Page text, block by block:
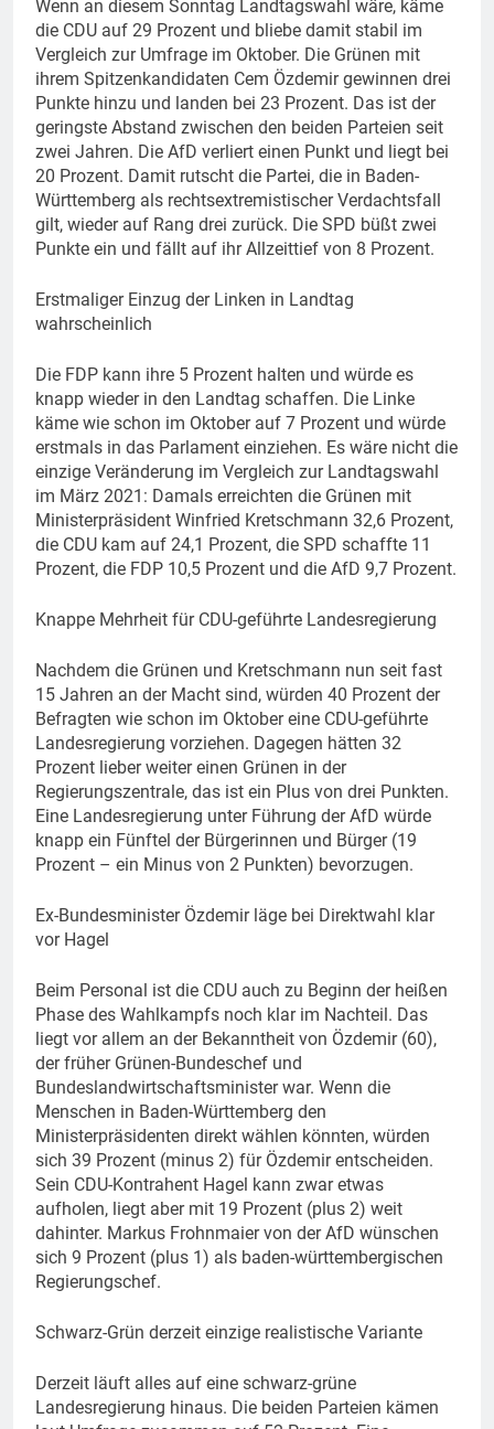
Wenn an diesem Sonntag Landtagswahl wäre, käme
die CDU auf 29 Prozent und bliebe damit stabil im
Vergleich zur Umfrage im Oktober. Die Grünen mit
ihrem Spitzenkandidaten Cem Özdemir gewinnen drei
Punkte hinzu und landen bei 23 Prozent. Das ist der
geringste Abstand zwischen den beiden Parteien seit
zwei Jahren. Die AfD verliert einen Punkt und liegt bei
20 Prozent. Damit rutscht die Partei, die in Baden-
Württemberg als rechtsextremistischer Verdachtsfall
gilt, wieder auf Rang drei zurück. Die SPD büßt zwei
Punkte ein und fällt auf ihr Allzeittief von 8 Prozent.
Erstmaliger Einzug der Linken in Landtag
wahrscheinlich
Die FDP kann ihre 5 Prozent halten und würde es
knapp wieder in den Landtag schaffen. Die Linke
käme wie schon im Oktober auf 7 Prozent und würde
erstmals in das Parlament einziehen. Es wäre nicht die
einzige Veränderung im Vergleich zur Landtagswahl
im März 2021: Damals erreichten die Grünen mit
Ministerpräsident Winfried Kretschmann 32,6 Prozent,
die CDU kam auf 24,1 Prozent, die SPD schaffte 11
Prozent, die FDP 10,5 Prozent und die AfD 9,7 Prozent.
Knappe Mehrheit für CDU-geführte Landesregierung
Nachdem die Grünen und Kretschmann nun seit fast
15 Jahren an der Macht sind, würden 40 Prozent der
Befragten wie schon im Oktober eine CDU-geführte
Landesregierung vorziehen. Dagegen hätten 32
Prozent lieber weiter einen Grünen in der
Regierungszentrale, das ist ein Plus von drei Punkten.
Eine Landesregierung unter Führung der AfD würde
knapp ein Fünftel der Bürgerinnen und Bürger (19
Prozent – ein Minus von 2 Punkten) bevorzugen.
Ex-Bundesminister Özdemir läge bei Direktwahl klar
vor Hagel
Beim Personal ist die CDU auch zu Beginn der heißen
Phase des Wahlkampfs noch klar im Nachteil. Das
liegt vor allem an der Bekanntheit von Özdemir (60),
der früher Grünen-Bundeschef und
Bundeslandwirtschaftsminister war. Wenn die
Menschen in Baden-Württemberg den
Ministerpräsidenten direkt wählen könnten, würden
sich 39 Prozent (minus 2) für Özdemir entscheiden.
Sein CDU-Kontrahent Hagel kann zwar etwas
aufholen, liegt aber mit 19 Prozent (plus 2) weit
dahinter. Markus Frohnmaier von der AfD wünschen
sich 9 Prozent (plus 1) als baden-württembergischen
Regierungschef.
Schwarz-Grün derzeit einzige realistische Variante
Derzeit läuft alles auf eine schwarz-grüne
Landesregierung hinaus. Die beiden Parteien kämen